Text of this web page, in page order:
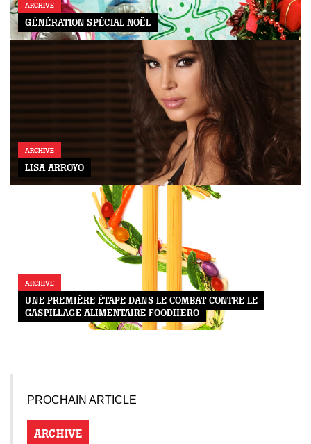
ARCHIVE
GÉNÉRATION SPÉCIAL NOËL
ARCHIVE
LISA ARROYO
ARCHIVE
UNE PREMIÈRE ÉTAPE DANS LE COMBAT CONTRE LE
GASPILLAGE ALIMENTAIRE FOODHERO
PROCHAIN ARTICLE
ARCHIVE